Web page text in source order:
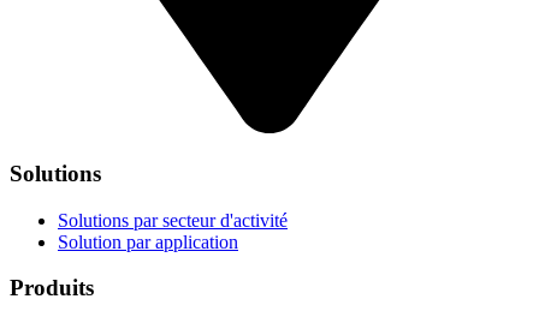
Solutions
Solutions par secteur d'activité
Solution par application
Produits